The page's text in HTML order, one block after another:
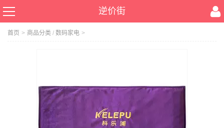
逆价街
首页 > 商品分类 / 数码家电 >